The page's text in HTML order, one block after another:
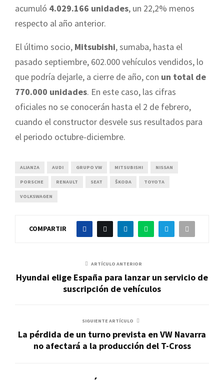
acumuló 4.029.166 unidades, un 22,2% menos
respecto al año anterior.
El último socio, Mitsubishi, sumaba, hasta el
pasado septiembre, 602.000 vehículos vendidos, lo
que podría dejarle, a cierre de año, con un total de
770.000 unidades. En este caso, las cifras
oficiales no se conocerán hasta el 2 de febrero,
cuando el constructor desvele sus resultados para
el periodo octubre-diciembre.
ALIANZA AUDI GRUPO VW MITSUBISHI NISSAN
PORSCHE RENAULT SEAT ŠKODA TOYOTA
VOLKSWAGEN
COMPARTIR
ARTÍCULO ANTERIOR
Hyundai elige España para lanzar un servicio de
suscripción de vehículos
SIGUIENTE ARTÍCULO
La pérdida de un turno prevista en VW Navarra
no afectará a la producción del T-Cross